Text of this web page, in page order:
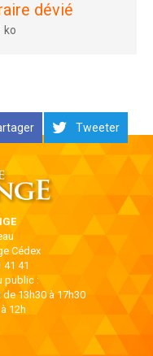
dévié
ko
Tweeter
Cédex
41 41
public :
13h30 à 17h30
12h